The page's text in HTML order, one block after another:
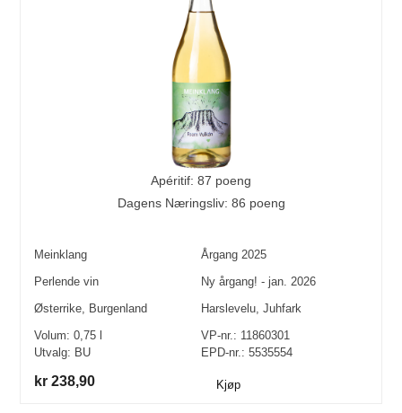
Apéritif: 87 poeng
Dagens Næringsliv: 86 poeng
Meinklang Årgang 2025
Perlende vin
Ny årgang! - jan. 2026
Østerrike
Burgenland Harslevelu Juhfark
Volum:0,75
Utvalg: BU
VP-nr.: 11860301
EPD-nr.: 5535554
kr 238,90 Kjøp